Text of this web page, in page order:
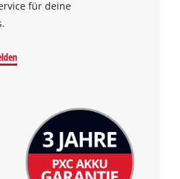
für deine